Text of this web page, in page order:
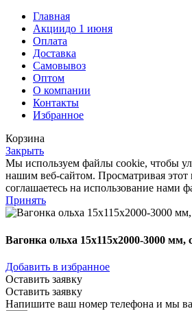
Главная
Акциидо 1 июня
Оплата
Доставка
Самовывоз
Оптом
О компании
Контакты
Избранное
Корзина
Закрыть
Мы используем файлы cookie, чтобы
нашим веб-сайтом. Просматривая этот
соглашаетесь на использование нами
Принять
Вагонка ольха 15х115х2000-3000 мм,
Добавить в избранное
Оставить заявку
Оставить заявку
Напишите ваш номер телефона и мы